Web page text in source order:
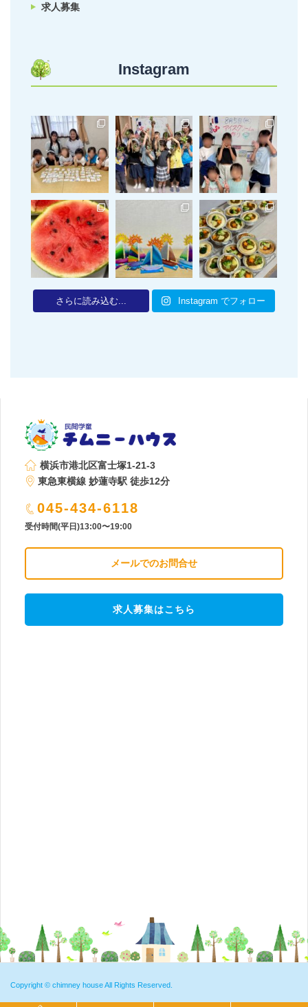
求人募集
Instagram
さらに読み込む... Instagram でフォロー
横浜市港北区富士塚1-21-3
東急東横線 妙蓮寺駅 徒歩12分
045-434-6118
受付時間(平日)13:00〜19:00
メールでのお問合せ
求人募集はこちら
Copyright © chimney houseAll Rights Reserved.